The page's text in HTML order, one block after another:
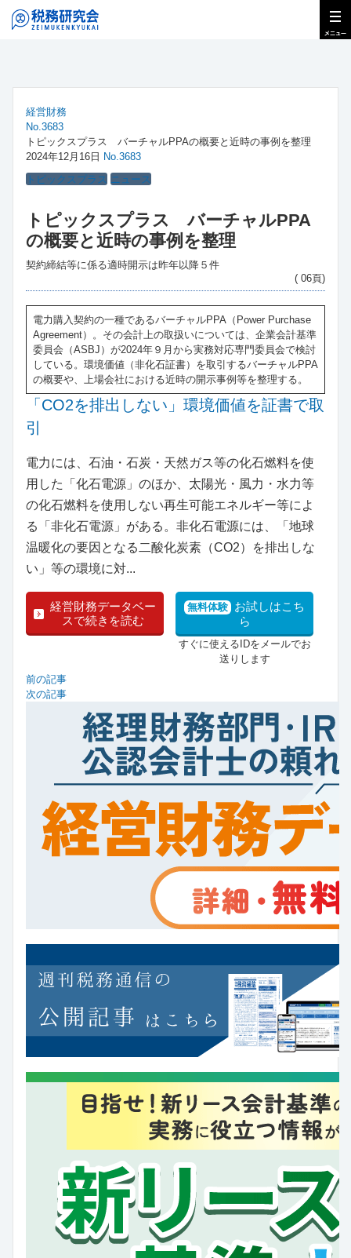
経営財務
No.3683
トピックスプラス バーチャルPPAの概要と近時の事例を整理
2024年12月16日 No.3683
トピックスプラス ニュース
トピックスプラス バーチャルPPA
の概要と近時の事例を整理
契約締結等に係る適時開示は昨年以降５件
( 06頁)
電力購入契約の一種であるバーチャルPPA（Power Purchase
Agreement）。その会計上の取扱いについては、企業会計基準
委員会（ASBJ）が2024年９月から実務対応専門委員会で検討
している。環境価値（非化石証書）を取引するバーチャルPPA
の概要や、上場会社における近時の開示事例等を整理する。
「CO2を排出しない」環境価値を証書で取
引
電力には、石油・石炭・天然ガス等の化石燃料を使
用した「化石電源」のほか、太陽光・風力・水力等
の化石燃料を使用しない再生可能エネルギー等によ
る「非化石電源」がある。非化石電源には、「地球
温暖化の要因となる二酸化炭素（CO2）を排出しな
い」等の環境に対...
経営財務データベー
スで続きを読む
無料体験 お試しはこち
ら
すぐに使えるIDをメールでお
送りします
前の記事
次の記事